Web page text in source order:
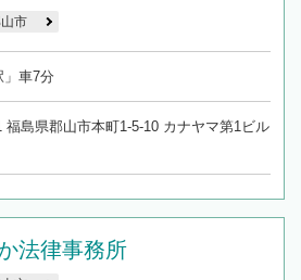
市
」車7分
福島県郡山市本町1-5-10 カナヤマ第1ビル
法律事務所